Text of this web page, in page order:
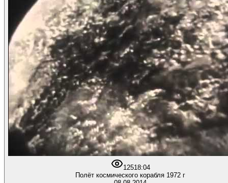
12518:04
Полёт космического корабля 1972 г